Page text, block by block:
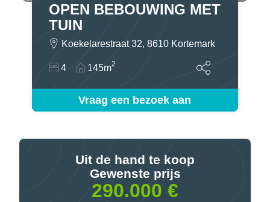
OPEN BEBOUWING MET
TUIN
Koekelarestraat 32, 8610 Kortemark
4 145m2
Vraag een bezoek aan
Uit de hand te koop
Gewenste prijs
290.000 €